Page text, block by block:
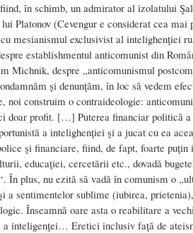
în schimb, un admirator al izolatului
Platonov (Cevengur e considerat cea mai
mesianismul exclusivist al intelighenţiei
establishmentul anticomunist din
Michnik, despre „anticomunismul
şi denunţăm, în loc să vedem
noi construim o contraideologie:
doar profit. […] Puterea financiar politică
a intelighenţiei şi a jucat cu ea
şi financiare, fiind, de fapt, foarte puţin
educaţiei, cercetării etc., dovadă
În plus, nu ezită să vadă în comunism o
a sentimentelor sublime (iubirea,
Înseamnă oare asta o reabilitare a
a inteligenţei… Eretici inclusiv faţă de